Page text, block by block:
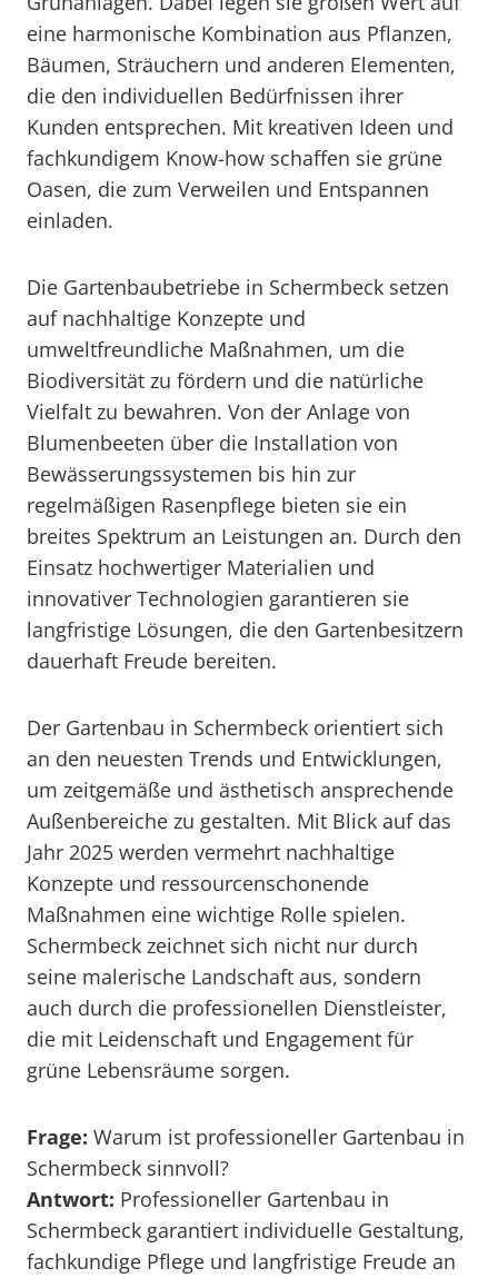
eine harmonische Kombination aus Pflanzen,
Bäumen, Sträuchern und anderen Elementen,
die den individuellen Bedürfnissen ihrer
Kunden entsprechen. Mit kreativen Ideen und
fachkundigem Know-how schaffen sie grüne
Oasen, die zum Verweilen und Entspannen
einladen.
Die Gartenbaubetriebe in Schermbeck setzen
auf nachhaltige Konzepte und
umweltfreundliche Maßnahmen, um die
Biodiversität zu fördern und die natürliche
Vielfalt zu bewahren. Von der Anlage von
Blumenbeeten über die Installation von
Bewässerungssystemen bis hin zur
regelmäßigen Rasenpflege bieten sie ein
breites Spektrum an Leistungen an. Durch den
Einsatz hochwertiger Materialien und
innovativer Technologien garantieren sie
langfristige Lösungen, die den Gartenbesitzern
dauerhaft Freude bereiten.
Der Gartenbau in Schermbeck orientiert sich
an den neuesten Trends und Entwicklungen,
um zeitgemäße und ästhetisch ansprechende
Außenbereiche zu gestalten. Mit Blick auf das
Jahr 2025 werden vermehrt nachhaltige
Konzepte und ressourcenschonende
Maßnahmen eine wichtige Rolle spielen.
Schermbeck zeichnet sich nicht nur durch
seine malerische Landschaft aus, sondern
auch durch die professionellen Dienstleister,
die mit Leidenschaft und Engagement für
grüne Lebensräume sorgen.
Frage: Warum ist professioneller Gartenbau in
Schermbeck sinnvoll?
Antwort: Professioneller Gartenbau in
Schermbeck garantiert individuelle Gestaltung,
fachkundige Pflege und langfristige Freude an